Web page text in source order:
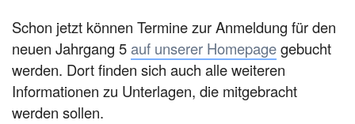
Schon jetzt können Termine zur Anmeldung für den
neuen Jahrgang 5auf unserer Homepagegebucht
werden. Dort finden sich auch alle weiteren
Informationen zu Unterlagen, die mitgebracht
werden sollen.